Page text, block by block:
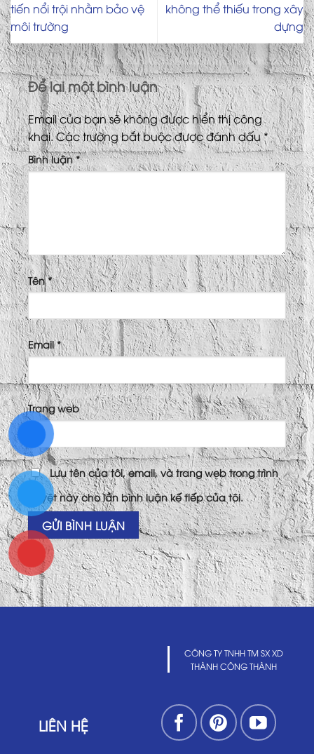
tiến nổi trội nhằm bảo vệ
môi trường
không thể thiếu trong xây
dựng
Để lại một bình luận
Email của bạn sẽ không được hiển thị công
khai.Các trường bắt buộc được đánh dấu*
Bình luận*
Tên*
Email*
Trang web
Lưu tên của tôi, email, và trang web trong trình
duyệt này cho lần bình luận kế tiếp của tôi.
CÔNG TY TNHH TM SX XD
THÀNH CÔNG THÀNH
LIÊN HỆ